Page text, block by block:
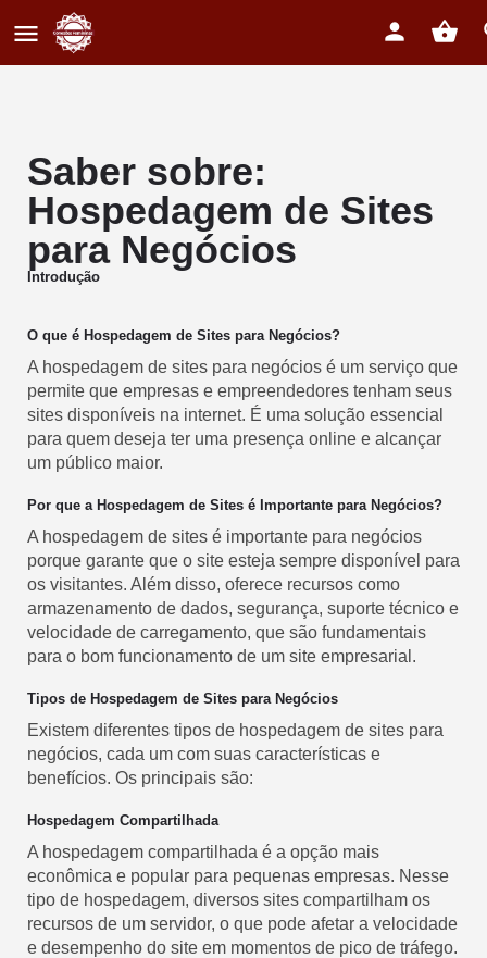
Saber sobre:
Hospedagem de Sites
para Negócios
Introdução
O que é Hospedagem de Sites para Negócios?
A hospedagem de sites para negócios é um serviço que
permite que empresas e empreendedores tenham seus
sites disponíveis na internet. É uma solução essencial
para quem deseja ter uma presença online e alcançar
um público maior.
Por que a Hospedagem de Sites é Importante para Negócios?
A hospedagem de sites é importante para negócios
porque garante que o site esteja sempre disponível para
os visitantes. Além disso, oferece recursos como
armazenamento de dados, segurança, suporte técnico e
velocidade de carregamento, que são fundamentais
para o bom funcionamento de um site empresarial.
Tipos de Hospedagem de Sites para Negócios
Existem diferentes tipos de hospedagem de sites para
negócios, cada um com suas características e
benefícios. Os principais são:
Hospedagem Compartilhada
A hospedagem compartilhada é a opção mais
econômica e popular para pequenas empresas. Nesse
tipo de hospedagem, diversos sites compartilham os
recursos de um servidor, o que pode afetar a velocidade
e desempenho do site em momentos de pico de tráfego.